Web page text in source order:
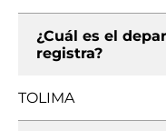
¿Cuál es el
registra?
TOLIMA